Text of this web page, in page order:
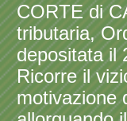
CORTE di
tributaria,
depositata il
Ricorre il
motivazione